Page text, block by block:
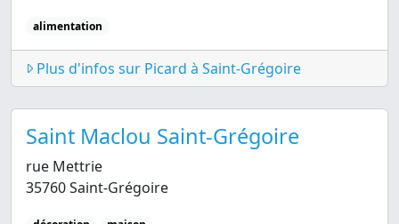
alimentation
Plus d'infos sur Picard à Saint-Grégoire
Saint Maclou Saint-Grégoire
rue Mettrie
35760 Saint-Grégoire